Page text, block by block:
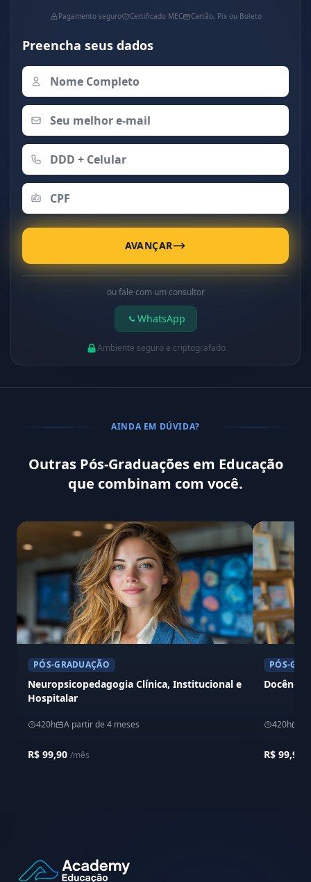
Pagamento seguro Certificado MEC Cartão, Pix ou Boleto
Preencha seus dados
AVANÇAR
ou fale com um consultor
WhatsApp
Ambiente seguro e criptografado
AINDA EM DÚVIDA?
Outras Pós-Graduações em Educação
que combinam com você.
PÓS-GRADUAÇÃO
Neuropsicopedagogia Clínica, Institucional e
Hospitalar
420h A partir de 4 meses
R$ 99,90 /mês
PÓS-
420h
R$ 99,90